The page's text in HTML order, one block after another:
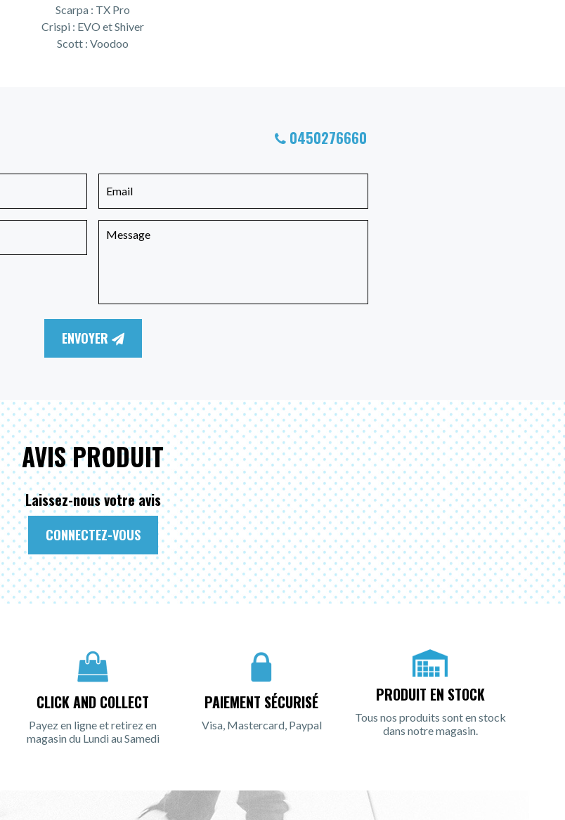
Scarpa : TX Pro
Crispi : EVO et Shiver
Scott : Voodoo
0450276660
ENVOYER
AVIS PRODUIT
Laissez-nous votre avis
CONNECTEZ-VOUS
CLICK AND COLLECT
Payez en ligne et retirez en
magasin du Lundi au Samedi
PAIEMENT SÉCURISÉ
Visa, Mastercard, Paypal
PRODUIT EN STOCK
Tous nos produits sont en stock
dans notre magasin.